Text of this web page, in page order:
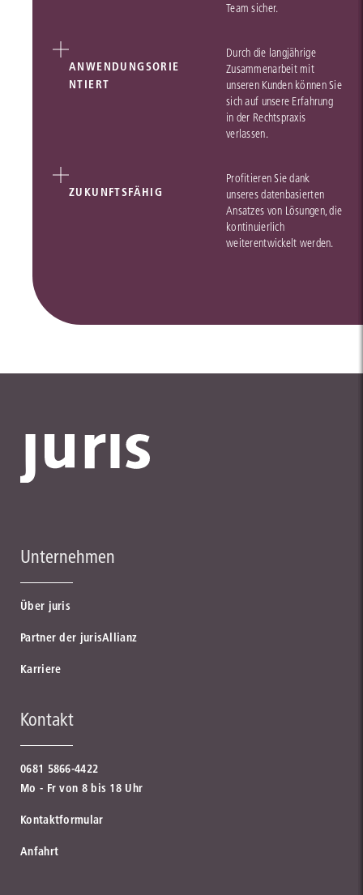
Team sicher.
ANWENDUNGSORIE
NTIERT
Durch die langjährige
Zusammenarbeit mit
unseren Kunden können Sie
sich auf unsere Erfahrung
in der Rechtspraxis
verlassen.
ZUKUNFTSFÄHIG
Profitieren Sie dank
unseres datenbasierten
Ansatzes von Lösungen, die
kontinuierlich
weiterentwickelt werden.
Unternehmen
Über juris
Partner der jurisAllianz
Karriere
Kontakt
0681 5866-4422
Mo - Fr von 8 bis 18 Uhr
Kontaktformular
Anfahrt